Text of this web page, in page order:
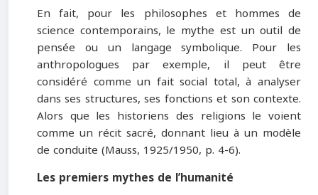
En fait, pour les philosophes et hommes de
science contemporains, le mythe est un outil de
pensée ou un langage symbolique. Pour les
anthropologues par exemple, il peut être
considéré comme un fait social total, à analyser
dans ses structures, ses fonctions et son contexte.
Alors que les historiens des religions le voient
comme un récit sacré, donnant lieu à un modèle
de conduite (Mauss, 1925/1950, p. 4-6).
Les premiers mythes de l’humanité